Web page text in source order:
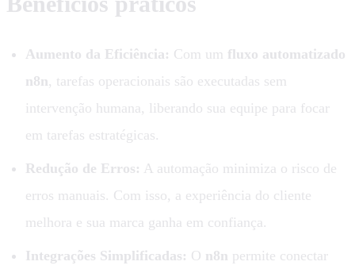
Aumento da Eficiência: Com um fluxo automatizado
n8n, tarefas operacionais são executadas sem
intervenção humana, liberando sua equipe para focar
em tarefas estratégicas.
Redução de Erros: A automação minimiza o risco de
erros manuais. Com isso, a experiência do cliente
melhora e sua marca ganha em confiança.
Integrações Simplificadas: O n8n permite conectar